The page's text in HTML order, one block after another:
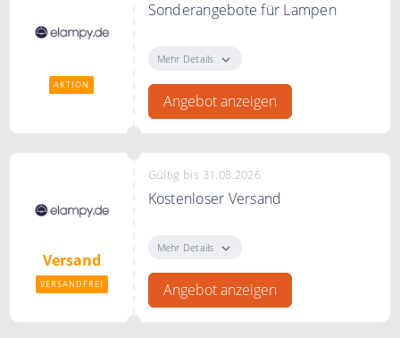
AKTION
Sonderangebote für Lampen
zumahome.de
Mehr Details
Angebot anzeigen
Versand
VERSANDFREI
Gültig bis 31.08.2026
Kostenloser Versand
Stunden bei zumahome.de
Mehr Details
Angebot anzeigen